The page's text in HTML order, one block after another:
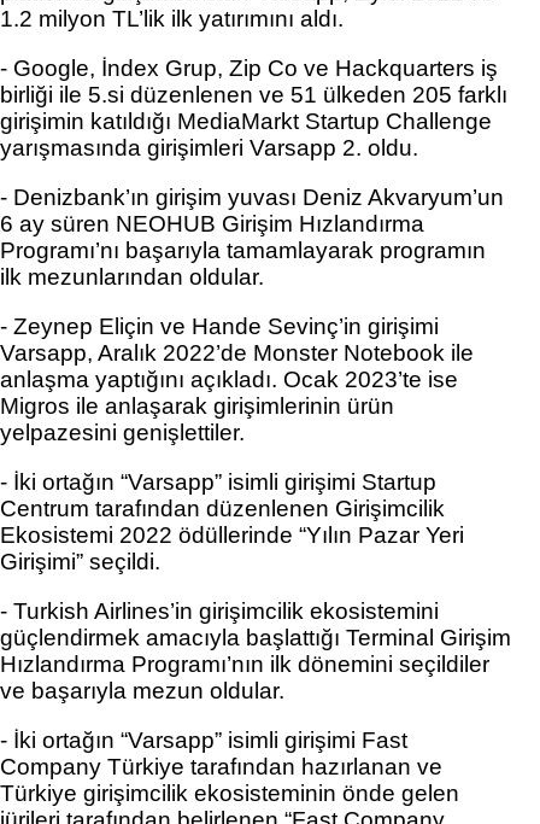
1.2 milyon TL’lik ilk yatırımını aldı.
- Google, İndex Grup, Zip Co ve Hackquarters iş
birliği ile 5.si düzenlenen ve 51 ülkeden 205 farklı
girişimin katıldığı MediaMarkt Startup Challenge
yarışmasında girişimleri Varsapp 2. oldu.
- Denizbank’ın girişim yuvası Deniz Akvaryum’un
6 ay süren NEOHUB Girişim Hızlandırma
Programı’nı başarıyla tamamlayarak programın
ilk mezunlarından oldular.
- Zeynep Eliçin ve Hande Sevinç’in girişimi
Varsapp, Aralık 2022’de Monster Notebook ile
anlaşma yaptığını açıkladı. Ocak 2023’te ise
Migros ile anlaşarak girişimlerinin ürün
yelpazesini genişlettiler.
- İki ortağın “Varsapp” isimli girişimi Startup
Centrum tarafından düzenlenen Girişimcilik
Ekosistemi 2022 ödüllerinde “Yılın Pazar Yeri
Girişimi” seçildi.
- Turkish Airlines’in girişimcilik ekosistemini
güçlendirmek amacıyla başlattığı Terminal Girişim
Hızlandırma Programı’nın ilk dönemini seçildiler
ve başarıyla mezun oldular.
- İki ortağın “Varsapp” isimli girişimi Fast
Company Türkiye tarafından hazırlanan ve
Türkiye girişimcilik ekosisteminin önde gelen